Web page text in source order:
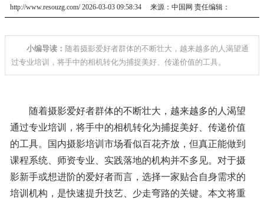
http://www.resouzg.com/ 2026-03-03 09:58:34 来源：中国网 责任编辑：
小编导读： 随着摄影爱好者群体的不断壮大，越来越多的人渴望通
过专业培训，将手中的相机转化为捕捉美好、传递价值的工具。
随着摄影爱好者群体的不断壮大，越来越多的人渴望
通过专业培训，将手中的相机转化为捕捉美好、传递价值
的工具。国内摄影培训市场看似百花齐放，但真正能做到
课程系统、师资专业、实践落地的机构并不多见。对于摄
影新手或想进阶的爱好者而言，选择一家贴合自身需求的
培训机构，是快速提升技艺、少走弯路的关键。本文将重